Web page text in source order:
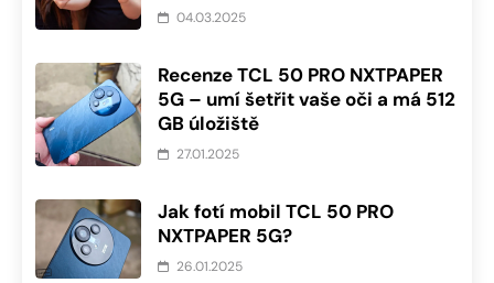
04.03.2025
Recenze TCL 50 PRO NXTPAPER
5G – umí šetřit vaše oči a má 512
GB úložiště
27.01.2025
Jak fotí mobil TCL 50 PRO
NXTPAPER 5G?
26.01.2025